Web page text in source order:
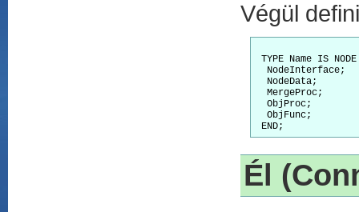
Végül
TYPE Name IS
  NodeInterface;
  NodeData;
  MergeProc;
  ObjProc;
  ObjFunc;
Él